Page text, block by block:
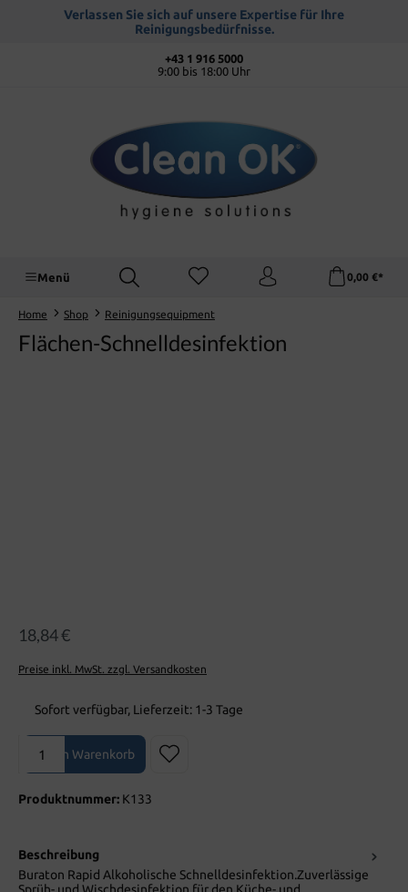
springenVerlassen Sie sich auf unsere Expertise für Ihre
Reinigungsbedürfnisse.
+43 1 916 5000
9:00 bis 18:00 Uhr
Menü 0,00 €*
Home Shop Reinigungsequipment
Flächen-Schnelldesinfektion
18,84 €
Preise inkl. MwSt. zzgl. Versandkosten
Sofort verfügbar, Lieferzeit: 1-3 Tage
Produkt Anzahl: Gib den gewünschten Wert ein oder benutze die
In den Warenkorb
Produktnummer: K133
Beschreibung
Buraton Rapid Alkoholische Schnelldesinfektion.Zuverlässige
Sprüh- und Wischdesinfektion für den Küche- und